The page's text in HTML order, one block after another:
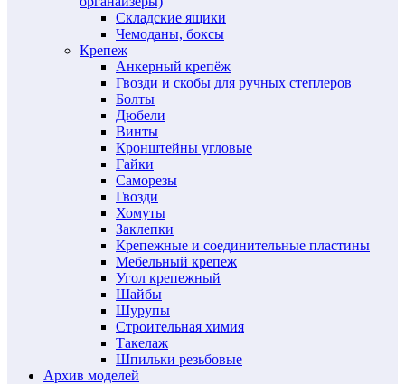
Складские ящики
Чемоданы, боксы
Крепеж
Анкерный крепёж
Гвозди и скобы для ручных степлеров
Болты
Дюбели
Винты
Кронштейны угловые
Гайки
Саморезы
Гвозди
Хомуты
Заклепки
Крепежные и соединительные пластины
Мебельный крепеж
Угол крепежный
Шайбы
Шурупы
Строительная химия
Такелаж
Шпильки резьбовые
Архив моделей